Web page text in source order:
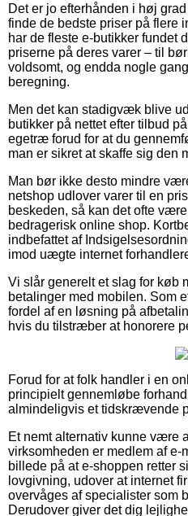
Det er jo efterhånden i høj
finde de bedste priser på flere
har de fleste e-butikker fundet
priserne på deres varer – til
voldsomt, og endda nogle
beregning.
Men det kan stadigvæk blive
butikker på nettet efter tilbud
egetræ forud for at du
man er sikret at skaffe sig den
Man bør ikke desto mindre
netshop udlover varer til en
beskeden, så kan det ofte
bedragerisk online shop.
indbefattet af
imod uægte internet
Vi slår generelt et slag for køb
betalinger med mobilen. Som
fordel af en løsning på
hvis du tilstræber at honorere
Forud for at folk handler i en
principielt gennemløbe
almindeligvis et tidskrævende
Et nemt alternativ kunne være
virksomheden er medlem af
billede på at e-shoppen retter
lovgivning, udover at internet
overvåges af specialister som
Derudover giver det dig